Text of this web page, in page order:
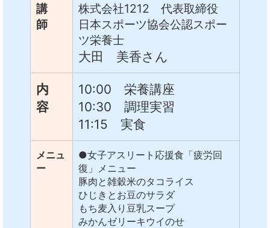
講
師
株式会社1212 代表取締役
日本スポーツ協会公認スポー
ツ栄養士
大田 美香さん
内
容
10:00 栄養講座
10:30 調理実習
11:15 実食
メニュ
ー
●女子アスリート応援食「疲労回
復」メニュー
豚肉と雑穀米のタコライス
ひじきとお豆のサラダ
もち麦入り豆乳スープ
みかんゼリーキウイのせ